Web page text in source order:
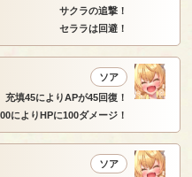
サクラの追撃！
セララは回避！
ソア
充填45によりAPが45回復！
によりHPに100ダメージ！
ソア